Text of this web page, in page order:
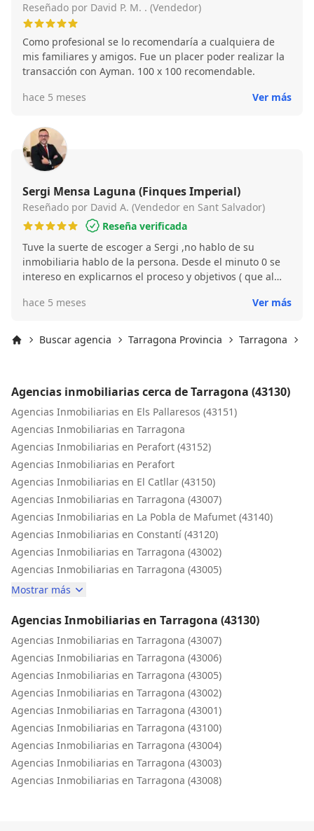
Reseñado por David P. M. . (Vendedor)
Como profesional se lo recomendaría a cualquiera de
mis familiares y amigos. Fue un placer poder realizar la
transacción con Ayman. 100 x 100 recomendable.
hace 5 meses
Ver más
Sergi Mensa Laguna (Finques Imperial)
Reseñado por David A. (Vendedor en Sant Salvador)
Reseña verificada
Tuve la suerte de escoger a Sergi ,no hablo de su
inmobiliaria hablo de la persona. Desde el minuto 0 se
intereso en explicarnos el proceso y objetivos ( que al
que teniamos en cualquier momento amablemente nos
pendiente de que todo este bien hecho. En fin lo
recomiendo al 100% y que decir de Gisela, un equipo
confuanza y Sergi un profesional transparente. Gracias.
hace 5 meses Ver más
Buscar agencia Tarragona Provincia Tarragona
Agencias inmobiliarias cerca de Tarragona (43130)
Agencias Inmobiliarias en Els Pallaresos (43151)
Agencias Inmobiliarias en Tarragona
Agencias Inmobiliarias en Perafort (43152)
Agencias Inmobiliarias en Perafort
Agencias Inmobiliarias en El Catllar (43150)
Agencias Inmobiliarias en Tarragona (43007)
Agencias Inmobiliarias en La Pobla de Mafumet (43140)
Agencias Inmobiliarias en Constantí (43120)
Agencias Inmobiliarias en Tarragona (43002)
Agencias Inmobiliarias en Tarragona (43005)
Mostrar más
Agencias Inmobiliarias en Tarragona (43130)
Agencias Inmobiliarias en Tarragona (43007)
Agencias Inmobiliarias en Tarragona (43006)
Agencias Inmobiliarias en Tarragona (43005)
Agencias Inmobiliarias en Tarragona (43002)
Agencias Inmobiliarias en Tarragona (43001)
Agencias Inmobiliarias en Tarragona (43100)
Agencias Inmobiliarias en Tarragona (43004)
Agencias Inmobiliarias en Tarragona (43003)
Agencias Inmobiliarias en Tarragona (43008)